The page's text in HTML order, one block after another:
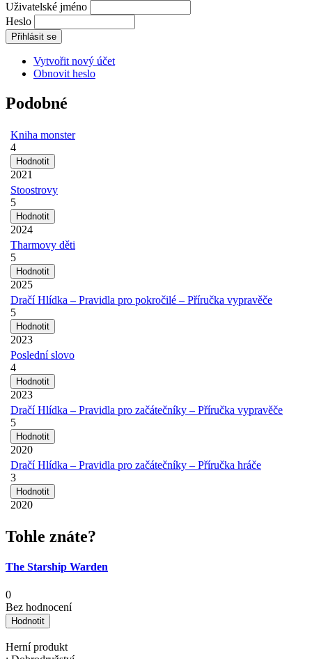
Uživatelské jméno
Heslo
Vytvořit nový účet
Obnovit heslo
Podobné
Kniha monster
4
2021
Stoostrovy
5
2024
Tharmovy děti
5
2025
Dračí Hlídka – Pravidla pro pokročilé – Příručka vypravěče
5
2023
Poslední slovo
4
2023
Dračí Hlídka – Pravidla pro začátečníky – Příručka vypravěče
5
2020
Dračí Hlídka – Pravidla pro začátečníky – Příručka hráče
3
2020
Tohle znáte?
The Starship Warden
0
Bez hodnocení
Herní produkt